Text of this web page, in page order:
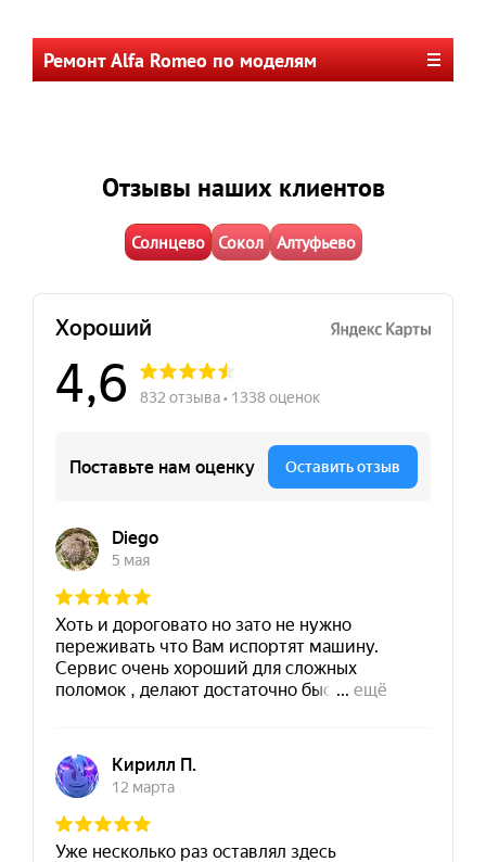
Ремонт Alfa Romeo по моделям
Отзывы наших клиентов
Солнцево Сокол Алтуфьево